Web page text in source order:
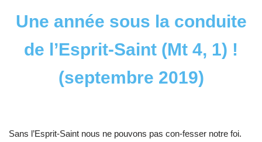
Une année sous la conduite
de l’Esprit-Saint (Mt 4, 1) !
(septembre 2019)
Sans l’Esprit-Saint nous ne pouvons pas con-fesser notre foi.